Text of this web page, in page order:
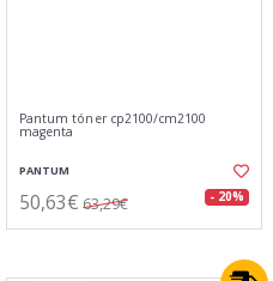
Pantum tóner cp2100/cm2100
magenta
PANTUM
50,63€ 63,29€ - 20%